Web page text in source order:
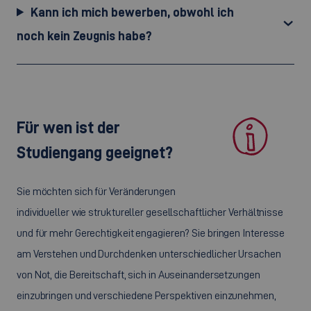
Kann ich mich bewerben, obwohl ich
noch kein Zeugnis habe?
Für wen ist der
Studiengang geeignet?
Sie möchten sich für Veränderungen
individueller wie struktureller gesellschaftlicher Verhältnisse
und für mehr Gerechtigkeit engagieren? Sie bringen Interesse
am Verstehen und Durchdenken unterschiedlicher Ursachen
von Not, die Bereitschaft, sich in Auseinandersetzungen
einzubringen und verschiedene Perspektiven einzunehmen,